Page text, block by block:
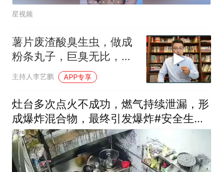
星视频
薯片废渣酸臭生虫，做成
粉条丸子，巨臭无比，食
品安全又塌了！
主持人李艺鹏 APP专享
灶台多次点火不成功，燃气持续泄漏，形
成爆炸混合物，最终引发爆炸#安全生产
警示教育